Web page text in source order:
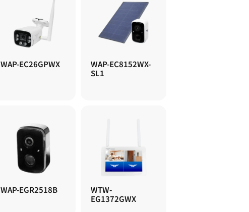
WAP-EC26GPWX
WAP-EC8152WX-
SL1
WAP-EGR2518B
WTW-
EG1372GWX